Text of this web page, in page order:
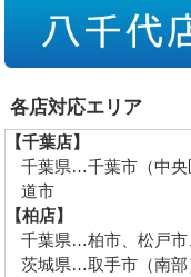
各店対応エリア
【千葉店】
千葉県…千葉市（中央
道市
【柏店】
千葉県…柏市、松戸市
茨城県…取手市（南部